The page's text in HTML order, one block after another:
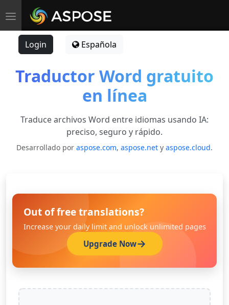
Toggle navigation
Login Española
Traductor Word gratuito
en línea
Traduce archivos Word entre idiomas usando IA:
preciso, seguro y rápido.
Desarrollado por aspose.com, aspose.net y aspose.cloud.
Out of free translations?
Increase your daily limit and unlock unlimited pages
Upgrade Now